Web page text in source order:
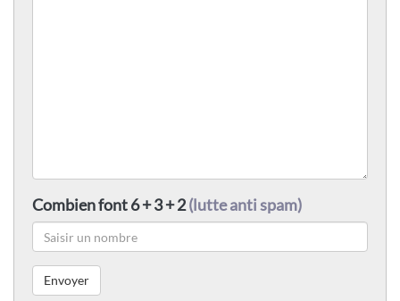
Combien font 6 + 3 + 2(lutte anti spam)